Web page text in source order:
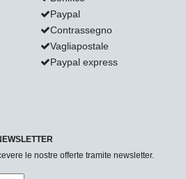
Paypal
Contrassegno
Vagliapostale
Paypal express
le nostre offerte tramite newsletter.